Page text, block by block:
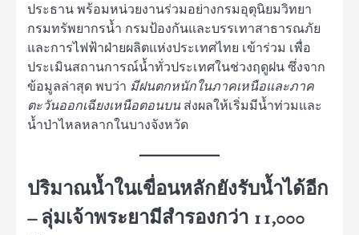
ประธาน พร้อมหน่วยงานร่วมอย่างกรมอุตุนิยมวิทยา
กรมทรัพยากรน้ำ กรมป้องกันและบรรเทาสาธารณภัย
และการไฟฟ้าฝ่ายผลิตแห่งประเทศไทย เข้าร่วม เพื่อ
ประเมินสถานการณ์น้ำทั่วประเทศในช่วงฤดูฝน ซึ่งจาก
ข้อมูลล่าสุด พบว่า มีฝนตกหนักในภาคเหนือและภาค
ตะวันออกเฉียงเหนือตอนบน ส่งผลให้เริ่มมีน้ำท่วมและ
น้ำป่าไหลหลากในบางจังหวัด
ปริมาณน้ำในเขื่อนหลักยังรับน้ำได้อีก
– ลุ่มเจ้าพระยามีสำรองกว่า 11,000